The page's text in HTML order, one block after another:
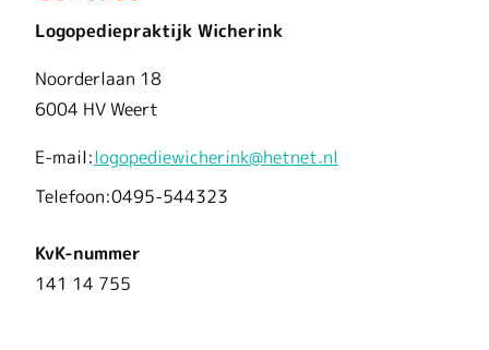
Logopediepraktijk Wicherink
Noorderlaan 18
6004 HV Weert
E-mail:logopediewicherink@hetnet.nl
Telefoon:0495-544323
KvK-nummer
141 14 755